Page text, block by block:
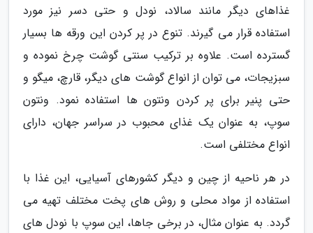
غذاهای دیگر مانند سالاد، نودل و حتی دسر نیز مورد
استفاده قرار می گیرند. تنوع در پر کردن این ورقه ها بسیار
گسترده است. علاوه بر ترکیب سنتی گوشت چرخ نموده و
سبزیجات، می توان از انواع گوشت های دیگر، قارچ، میگو و
حتی پنیر برای پر کردن ونتون ها استفاده نمود. ونتون
سوپ، به عنوان یک غذای محبوب در سراسر جهان، دارای
انواع مختلفی است.
در هر ناحیه از چین و دیگر کشورهای آسیایی، این غذا با
استفاده از مواد محلی و روش های پخت مختلف تهیه می
گردد. به عنوان مثال، در برخی جاها، این سوپ با نودل های